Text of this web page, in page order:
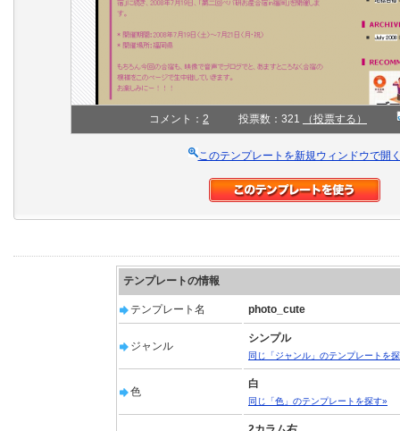
コメント： 2 投票数：321 （投票する）
このテンプレートを新規ウィンドウで開
テンプレートの情報
テンプレート名 photo_cute
ジャンル
シンプル
同じ「ジャンル」のテンプレートを
色
白
同じ「色」のテンプレートを探す»